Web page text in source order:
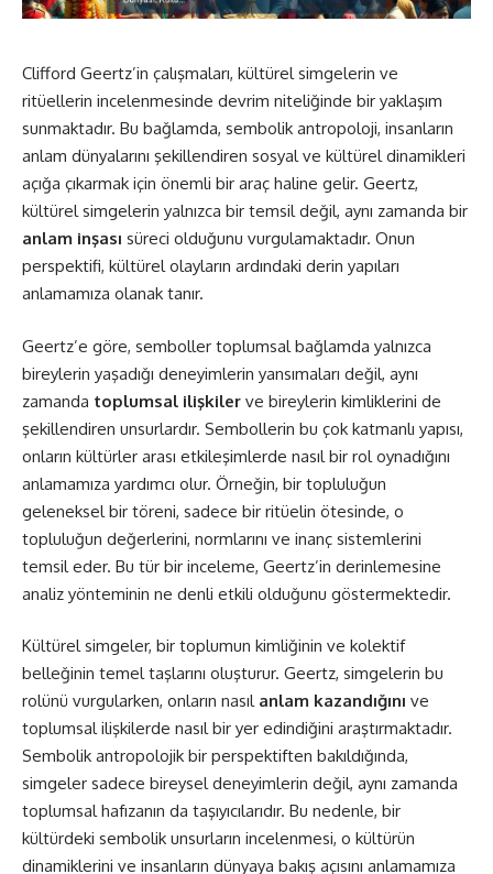
Clifford Geertz’in çalışmaları, kültürel simgelerin ve
ritüellerin incelenmesinde devrim niteliğinde bir yaklaşım
sunmaktadır. Bu bağlamda, sembolik antropoloji, insanların
anlam dünyalarını şekillendiren sosyal ve kültürel dinamikleri
açığa çıkarmak için önemli bir araç haline gelir. Geertz,
kültürel simgelerin yalnızca bir temsil değil, aynı zamanda bir
anlam inşası süreci olduğunu vurgulamaktadır. Onun
perspektifi, kültürel olayların ardındaki derin yapıları
anlamamıza olanak tanır.
Geertz’e göre, semboller toplumsal bağlamda yalnızca
bireylerin yaşadığı deneyimlerin yansımaları değil, aynı
zamanda toplumsal ilişkiler ve bireylerin kimliklerini de
şekillendiren unsurlardır. Sembollerin bu çok katmanlı yapısı,
onların kültürler arası etkileşimlerde nasıl bir rol oynadığını
anlamamıza yardımcı olur. Örneğin, bir topluluğun
geleneksel bir töreni, sadece bir ritüelin ötesinde, o
topluluğun değerlerini, normlarını ve inanç sistemlerini
temsil eder. Bu tür bir inceleme, Geertz’in derinlemesine
analiz yönteminin ne denli etkili olduğunu göstermektedir.
Kültürel simgeler, bir toplumun kimliğinin ve kolektif
belleğinin temel taşlarını oluşturur. Geertz, simgelerin bu
rolünü vurgularken, onların nasıl anlam kazandığını ve
toplumsal ilişkilerde nasıl bir yer edindiğini araştırmaktadır.
Sembolik antropolojik bir perspektiften bakıldığında,
simgeler sadece bireysel deneyimlerin değil, aynı zamanda
toplumsal hafızanın da taşıyıcılarıdır. Bu nedenle, bir
kültürdeki sembolik unsurların incelenmesi, o kültürün
dinamiklerini ve insanların dünyaya bakış açısını anlamamıza